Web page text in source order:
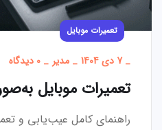
تعمیرات موبایل
_7 دی 1404 _ مدیر _ 0 دیدگاه
تعمیرات موبایل
راهنمای کامل عیب‌یابی و